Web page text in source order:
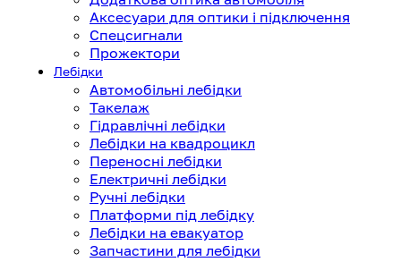
Аксесуари для оптики і підключення
Спецсигнали
Прожектори
Лебідки
Автомобільні лебідки
Такелаж
Гідравлічні лебідки
Лебідки на квадроцикл
Переносні лебідки
Електричні лебідки
Ручні лебідки
Платформи під лебідку
Лебідки на евакуатор
Запчастини для лебідки